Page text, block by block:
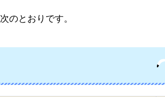
のとおりです。